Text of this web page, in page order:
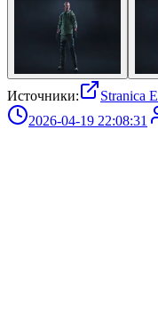
Источники:
Stranica
2026-04-19 22:08:31